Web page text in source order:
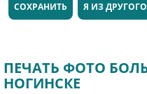
СОХРАНИТЬ Я ИЗ
ПЕЧАТЬ ФОТО
НОГИНСКЕ